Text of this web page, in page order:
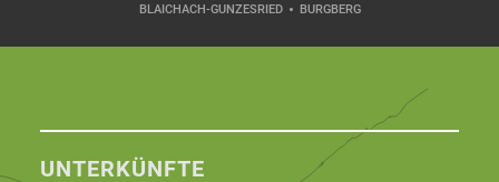
BLAICHACH-GUNZESRIED
BURGBERG
UNTERKÜNFTE